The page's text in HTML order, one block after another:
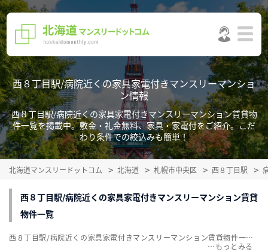
西８丁目駅/病院近くの家具家電付きマンスリーマンショ
ン情報
西８丁目駅/病院近くの家具家電付きマンスリーマンション賃貸物
件一覧を掲載中。敷金・礼金無料、家具・家電付をご紹介。こだ
わり条件での絞込みも簡単！
北海道マンスリードットコム 北海道 札幌市中央区 西８丁目駅
西８丁目駅/病院近くの家具家電付きマンスリーマンション賃貸
物件一覧
西８丁目駅/病院近くの家具家電付きマンスリーマンション賃貸物件一覧を掲載中。敷金・礼金無料、家具・家電付をご紹介。こだわり条件での絞込みも簡単！
…